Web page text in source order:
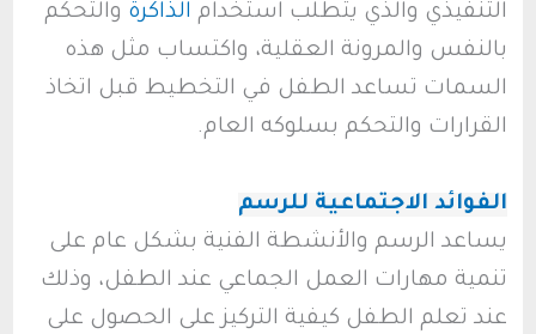
التنفيذي والذي يتطلب استخدام الذاكرة والتحكم
بالنفس والمرونة العقلية، واكتساب مثل هذه
السمات تساعد الطفل في التخطيط قبل اتخاذ
القرارات والتحكم بسلوكه العام.
الفوائد الاجتماعية للرسم
يساعد الرسم والأنشطة الفنية بشكل عام على
تنمية مهارات العمل الجماعي عند الطفل، وذلك
عند تعلم الطفل كيفية التركيز على الحصول على